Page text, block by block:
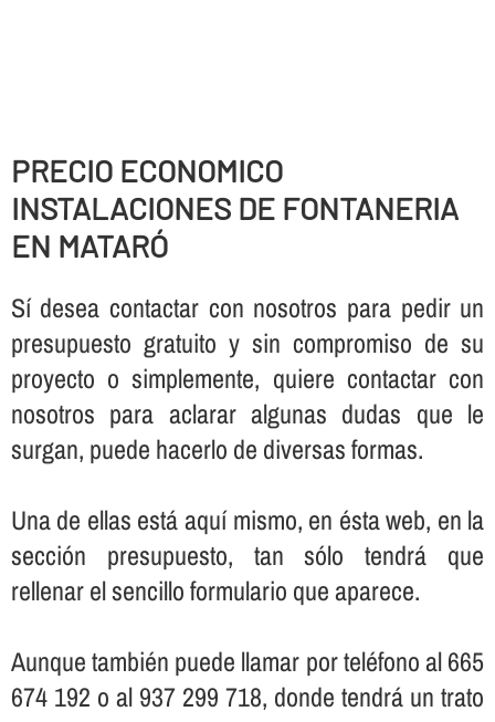
PRECIO ECONOMICO
INSTALACIONES DE FONTANERIA
EN MATARÓ
Sí­ desea contactar con nosotros para pedir un
presupuesto gratuito y sin compromiso de su
proyecto o simplemente, quiere contactar con
nosotros para aclarar algunas dudas que le
surgan, puede hacerlo de diversas formas.
Una de ellas está aquí­ mismo, en ésta web, en la
sección presupuesto, tan sólo tendrá que
rellenar el sencillo formulario que aparece.
Aunque también puede llamar por teléfono al 665
674 192 o al 937 299 718, donde tendrá un trato